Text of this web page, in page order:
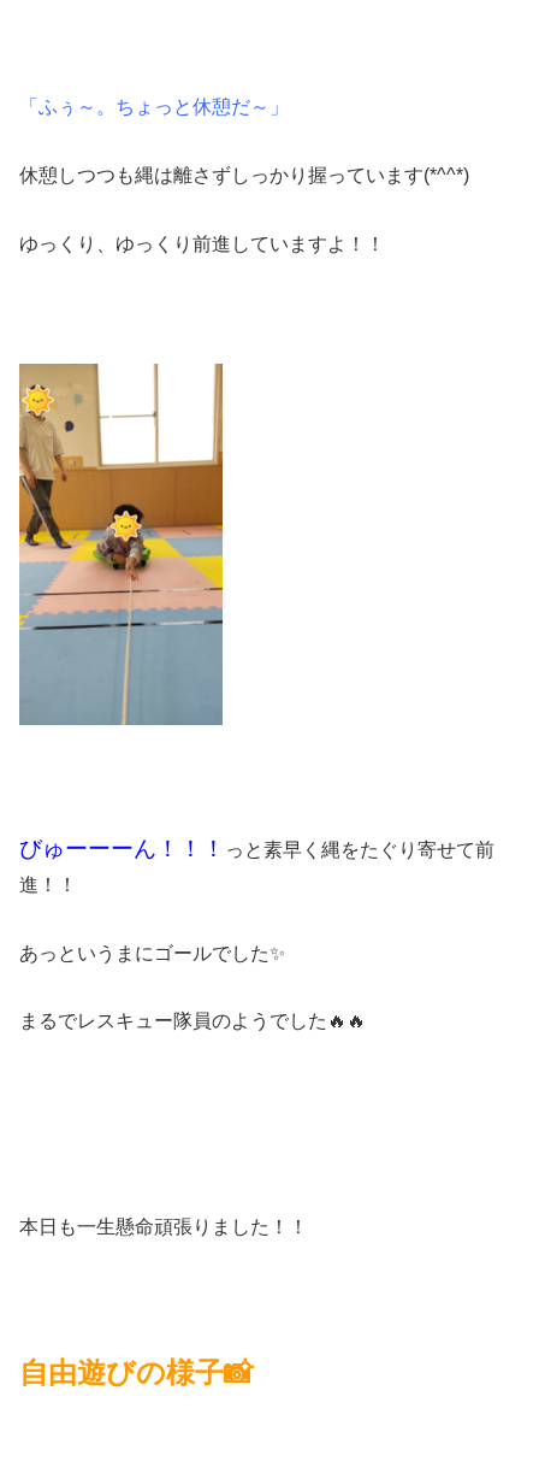
「ふぅ～。ちょっと休憩だ～」
休憩しつつも縄は離さずしっかり握っています(*^^*)
ゆっくり、ゆっくり前進していますよ！！
びゅーーーん！！！ っと素早く縄をたぐり寄せて前
進！！
あっというまにゴールでした✨
まるでレスキュー隊員のようでした🔥🔥
本日も一生懸命頑張りました！！
自由遊びの様子📸